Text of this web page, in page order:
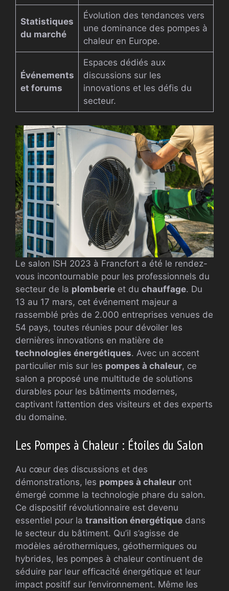
Statistiques
du marché
Évolution des tendances vers
une dominance des pompes à
chaleur en Europe.
Événements
et forums
Espaces dédiés aux
discussions sur les
innovations et les défis du
secteur.
Le salon ISH 2023 à Francfort a été le rendez-
vous incontournable pour les professionnels du
secteur de la plomberie et du chauffage. Du
13 au 17 mars, cet événement majeur a
rassemblé près de 2.000 entreprises venues de
54 pays, toutes réunies pour dévoiler les
dernières innovations en matière de
technologies énergétiques. Avec un accent
particulier mis sur les pompes à chaleur, ce
salon a proposé une multitude de solutions
durables pour les bâtiments modernes,
captivant l’attention des visiteurs et des experts
du domaine.
Les Pompes à Chaleur : Étoiles du Salon
Au cœur des discussions et des
démonstrations, les pompes à chaleur ont
émergé comme la technologie phare du salon.
Ce dispositif révolutionnaire est devenu
essentiel pour la transition énergétique dans
le secteur du bâtiment. Qu’il s’agisse de
modèles aérothermiques, géothermiques ou
hybrides, les pompes à chaleur continuent de
séduire par leur efficacité énergétique et leur
impact positif sur l’environnement. Même les